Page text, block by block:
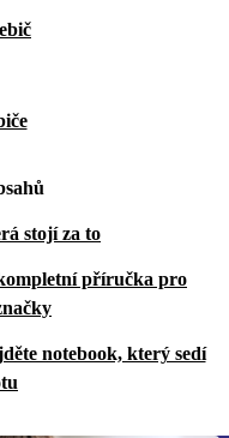
stojí za to
příručka pro
notebook, který sedí